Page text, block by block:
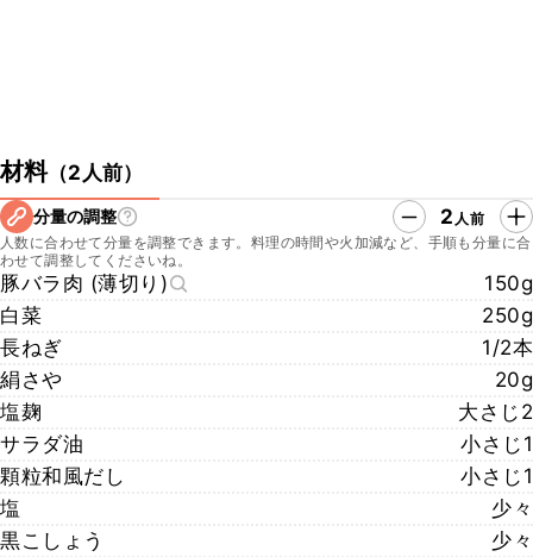
材料（2人前）
分量の調整 2 人前
人数に合わせて分量を調整できます。料理の時間や火加減など、手順も分量に合
わせて調整してくださいね。
豚バラ肉 (薄切り)
150g
白菜
250g
長ねぎ
1/2本
絹さや
20g
塩麹
大さじ2
サラダ油
小さじ1
顆粒和風だし
小さじ1
塩
少々
黒こしょう
少々